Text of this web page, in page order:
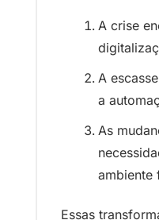
A crise
A
a
As
ambiente
Essas